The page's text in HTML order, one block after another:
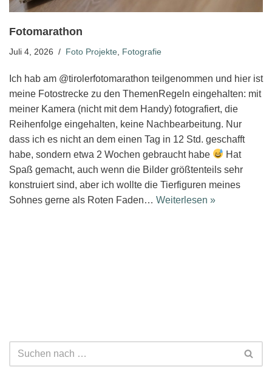
Fotomarathon
Juli 4, 2026 Foto Projekte Fotografie
Ich hab am @tirolerfotomarathon teilgenommen und hier ist
meine Fotostrecke zu den ThemenRegeln eingehalten: mit
meiner Kamera (nicht mit dem Handy) fotografiert, die
Reihenfolge eingehalten, keine Nachbearbeitung. Nur
dass ich es nicht an dem einen Tag in 12 Std. geschafft
habe, sondern etwa 2 Wochen gebraucht habe
Hat
Spaß gemacht, auch wenn die Bilder größtenteils sehr
konstruiert sind, aber ich wollte die Tierfiguren meines
Sohnes gerne als Roten Faden… Weiterlesen »